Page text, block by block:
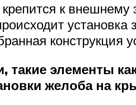
к
конструкция
такие элементы
желоба на